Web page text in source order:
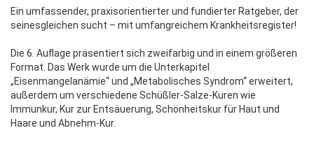
Ein umfassender, praxisorientierter und fundierter Ratgeber, der
seinesgleichen sucht – mit umfangreichem Krankheitsregister!
Die 6. Auflage präsentiert sich zweifarbig und in einem größeren
Format. Das Werk wurde um die Unterkapitel
„Eisenmangelanämie“ und „Metabolisches Syndrom“ erweitert,
außerdem um verschiedene Schüßler-Salze-Kuren wie
Immunkur, Kur zur Entsäuerung, Schönheitskur für Haut und
Haare und Abnehm-Kur.